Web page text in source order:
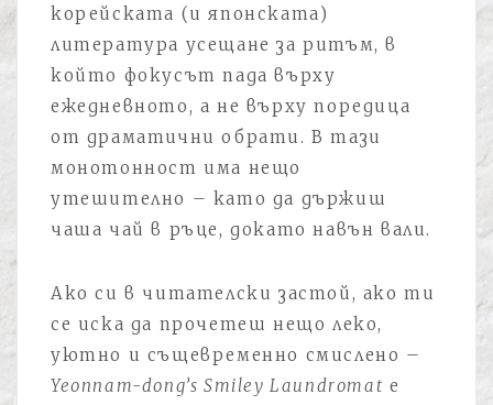
корейската (и японската)
литература усещане за ритъм, в
който фокусът пада върху
ежедневното, а не върху поредица
от драматични обрати. В тази
монотонност има нещо
утешително – като да държиш
чаша чай в ръце, докато навън вали.
Ако си в читателски застой, ако ти
се иска да прочетеш нещо леко,
уютно и същевременно смислено –
Yeonnam-dong’s Smiley Laundromat е